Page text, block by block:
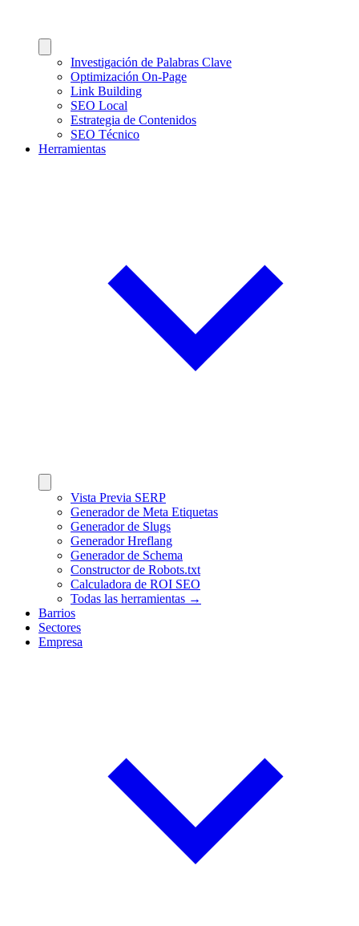
Investigación de Palabras Clave
Optimización On-Page
Link Building
SEO Local
Estrategia de Contenidos
SEO Técnico
Herramientas
Vista Previa SERP
Generador de Meta Etiquetas
Generador de Slugs
Generador Hreflang
Generador de Schema
Constructor de Robots.txt
Calculadora de ROI SEO
Todas las herramientas →
Barrios
Sectores
Empresa